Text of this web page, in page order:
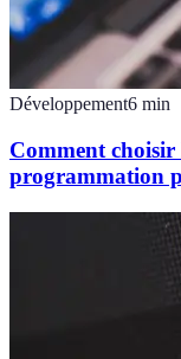
Développement6 min
Comment choisir
programmation